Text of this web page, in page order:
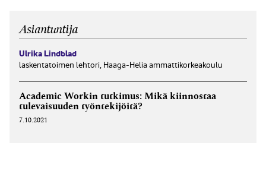
Asiantuntija
Ulrika Lindblad
laskentatoimen lehtori, Haaga-Helia ammattikorkeakoulu
Academic Workin tutkimus: Mikä kiinnostaa
tulevaisuuden työntekijöitä?
7.10.2021